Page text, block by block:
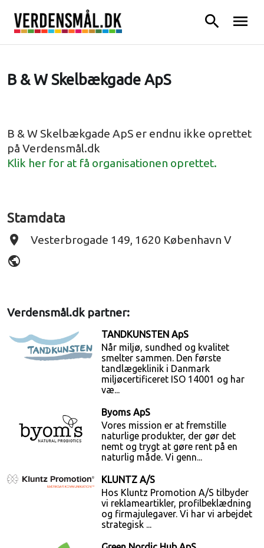
search menu
B & W Skelbækgade ApS
B & W Skelbækgade ApS er endnu ikke oprettet
på Verdensmål.dk
Klik her for at få organisationen oprettet.
Stamdata
place Vesterbrogade 149, 1620 København V
public
Verdensmål.dk partner:
TANDKUNSTEN ApS
Når miljø, sundhed og kvalitet
smelter sammen. Den første
tandlægeklinik i Danmark
miljøcertificeret ISO 14001 og har
væ...
Byoms ApS
Vores mission er at fremstille
naturlige produkter, der gør det
nemt og trygt at gøre rent på en
naturlig måde. Vi genn...
KLUNTZ A/S
Hos Kluntz Promotion A/S tilbyder
vi reklameartikler, profilbeklædning
og firmajulegaver. Vi har vi arbejdet
strategisk ...